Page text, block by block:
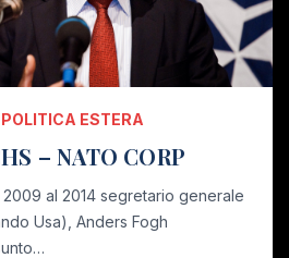
POLITICA ESTERA
– NATO CORP
al 2014 segretario generale
Usa), Anders Fogh